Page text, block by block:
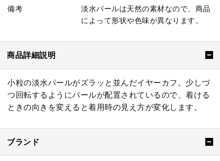
備考
淡水パールは天然の素材なので、商品
によって形状や色味が異なります。
商品詳細説明
小粒の淡水パールがズラッと並んだイヤーカフ。少しづ
つ回転するようにパールが配置されているので、着ける
ときの向きを変えると着用時の見え方が変化します。
ブランド